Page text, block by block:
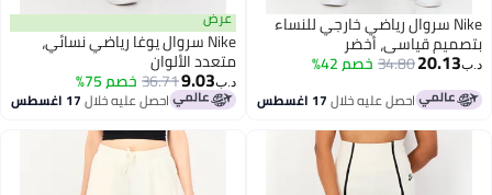
Nike سروال رياضي خارجي للنساء
قياسي، أخضر
20.13
34.80خصم 42%
احصل عليه خلال17 اغسطس
عرض
Nike سروال يوغا رياضي نسائي،
متعدد الألوان
د.ب‏9.03
36.71خصم 75%
احصل عليه خلال17 اغسطس